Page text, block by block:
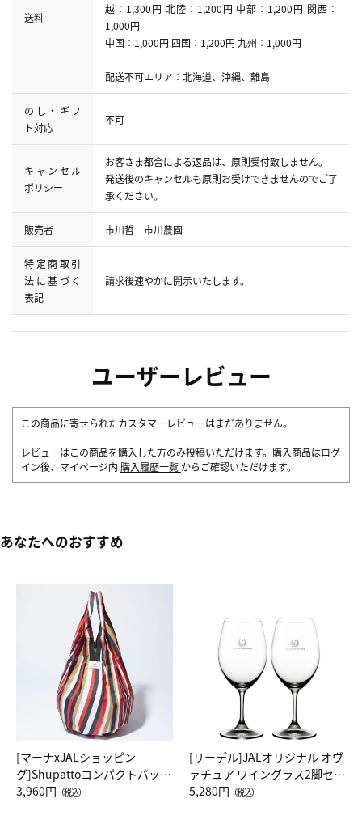
送料
越：1,300円 北陸：1,200円 中部：1,200円 関西：
1,000円
中国：1,000円 四国：1,200円 九州：1,000円
配送不可エリア：北海道、沖縄、離島
のし・ギフ
ト対応
不可
キャンセル
ポリシー
お客さま都合による返品は、原則受付致しません。
発送後のキャンセルも原則お受けできませんのでご了
承ください。
販売者 市川哲 市川農園
特定商取引
法に基づく
表記
請求後速やかに開示いたします。
ユーザーレビュー
この商品に寄せられたカスタマーレビューはまだありません。
レビューはこの商品を購入した方のみ投稿いただけます。購入商品はログ
イン後、マイページ内 購入履歴一覧 からご確認いただけます。
あなたへのおすすめ
[マーナxJALショッピン
グ]Shupattoコンパクトバッグ
Drop JAL客室乗務員（LC）ス
3,960円 （税込）
[リーデル]JALオリジナル オヴ
ァチュア ワイングラス2脚セッ
ト（レッドワイン）
5,280円 （税込）